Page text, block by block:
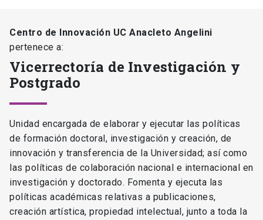
Centro de Innovación UC Anacleto Angelini
pertenece a:
Vicerrectoría de Investigación y
Postgrado
Unidad encargada de elaborar y ejecutar las políticas
de formación doctoral, investigación y creación, de
innovación y transferencia de la Universidad; así como
las políticas de colaboración nacional e internacional en
investigación y doctorado. Fomenta y ejecuta las
políticas académicas relativas a publicaciones,
creación artística, propiedad intelectual, junto a toda la